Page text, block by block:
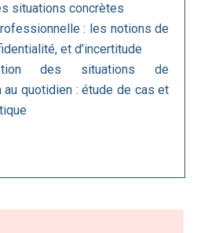
situations concrètes
: les notions de
et d’incertitude
des situations de
au quotidien : étude de cas et